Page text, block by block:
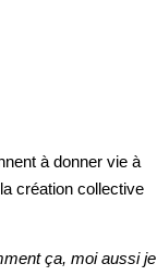
à donner vie à
création collective
ça, moi aussi je